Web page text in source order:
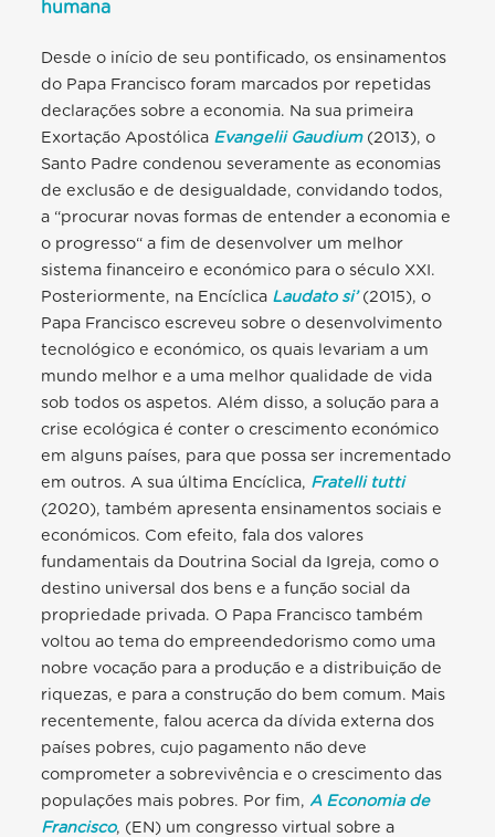
humana
Desde o início de seu pontificado, os ensinamentos
do Papa Francisco foram marcados por repetidas
declarações sobre a economia. Na sua primeira
Exortação Apostólica Evangelii Gaudium(2013), o
Santo Padre condenou severamente as economias
de exclusão e de desigualdade, convidando todos,
a “procurar novas formas de entender a economia e
o progresso“ a fim de desenvolver um melhor
sistema financeiro e económico para o século XXI.
Posteriormente, na Encíclica Laudato si’(2015), o
Papa Francisco escreveu sobre o desenvolvimento
tecnológico e económico, os quais levariam a um
mundo melhor e a uma melhor qualidade de vida
sob todos os aspetos. Além disso, a solução para a
crise ecológica é conter o crescimento económico
em alguns países, para que possa ser incrementado
em outros. A sua última Encíclica, Fratelli tutti
(2020), também apresenta ensinamentos sociais e
económicos. Com efeito, fala dos valores
fundamentais da Doutrina Social da Igreja, como o
destino universal dos bens e a função social da
propriedade privada. O Papa Francisco também
voltou ao tema do empreendedorismo como uma
nobre vocação para a produção e a distribuição de
riquezas, e para a construção do bem comum. Mais
recentemente, falou acerca da dívida externa dos
países pobres, cujo pagamento não deve
comprometer a sobrevivência e o crescimento das
populações mais pobres. Por fim, A Economia de
Francisco, (EN) um congresso virtual sobre a